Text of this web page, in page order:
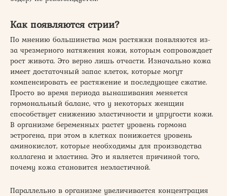
Как появляются стрии?
По мнению большинства мам растяжки появляются из-
за чрезмерного натяжения кожи, которым сопровождает
рост живота. Это верно лишь отчасти. Изначально кожа
имеет достаточный запас клеток, которые могут
компенсировать ее растяжение и последующее сжатие.
Просто во время периода вынашивания меняется
гормональный баланс, что у некоторых женщин
способствует снижению эластичности и упругости кожи.
В организме беременных растет уровень гормона
эстрогена, при этом в клетках понижается уровень
аминокислот, которые необходимы для производства
коллагена и эластина. Это и является причиной того,
почему кожа становится неэластичной.
Параллельно в организме увеличивается концентрация